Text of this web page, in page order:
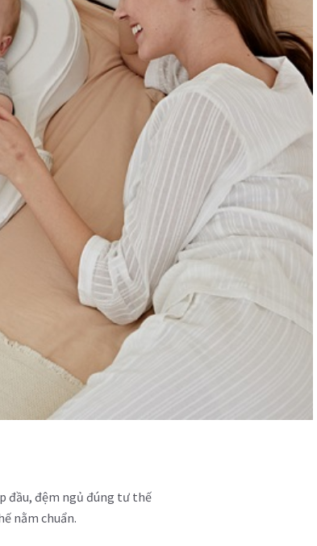
đầu, đệm ngủ đúng tư thế
nằm chuẩn.